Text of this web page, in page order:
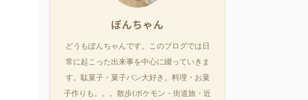
ぽんちゃん
どうもぽんちゃんです。このブログでは日
常に起こった出来事を中心に綴っていきま
す。駄菓子・菓子パン大好き。料理・お菓
子作りも。。。散歩(ポケモン・街道旅・近